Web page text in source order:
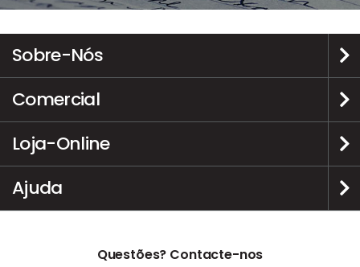
Sobre-Nós
Comercial
Loja-Online
Ajuda
Questões? Contacte-nos